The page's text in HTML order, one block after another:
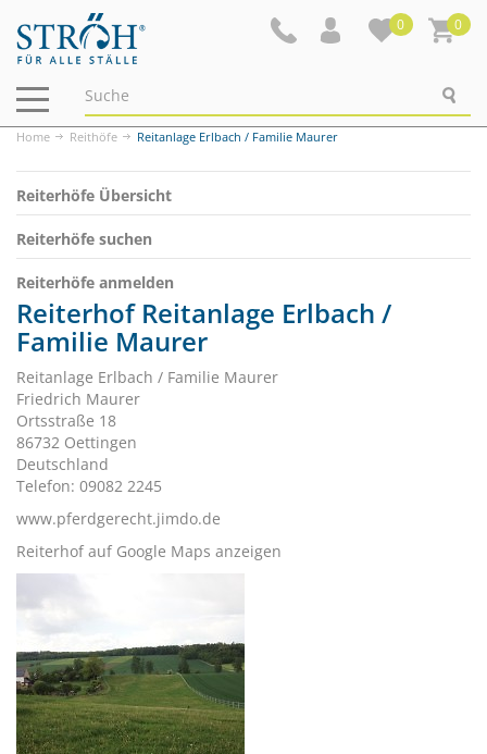
0 0
Navigation
ein-/ausblenden
Home Reithöfe Reitanlage Erlbach / Familie Maurer
Reiterhöfe Übersicht
Reiterhöfe suchen
Reiterhöfe anmelden
Reiterhof Reitanlage Erlbach /
Familie Maurer
Reitanlage Erlbach / Familie Maurer
Friedrich Maurer
Ortsstraße 18
86732 Oettingen
Deutschland
Telefon: 09082 2245
www.pferdgerecht.jimdo.de
Reiterhof auf Google Maps anzeigen